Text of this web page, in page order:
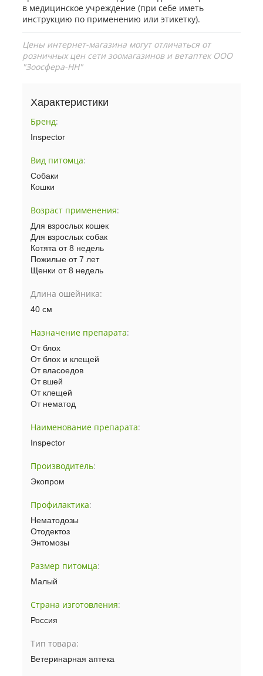
в медицинское учреждение (при себе иметь
инструкцию по применению или этикетку).
Цены интернет-магазина могут отличаться от
розничных цен сети зоомагазинов и ветаптек ООО
"Зоосфера-НН"
Характеристики
Бренд:
Inspector
Вид питомца:
Собаки
Кошки
Возраст применения:
Для взрослых кошек
Для взрослых собак
Котята от 8 недель
Пожилые от 7 лет
Щенки от 8 недель
Длина ошейника:
40 см
Назначение препарата:
От блох
От блох и клещей
От власоедов
От вшей
От клещей
От нематод
Наименование препарата:
Inspector
Производитель:
Экопром
Профилактика:
Нематодозы
Отодектоз
Энтомозы
Размер питомца:
Малый
Страна изготовления:
Россия
Тип товара:
Ветеринарная аптека